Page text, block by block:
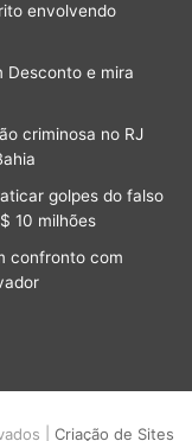
envolvendo
Desconto e mira
criminosa no RJ
golpes do falso
10 milhões
confronto com
| Criação de Sites